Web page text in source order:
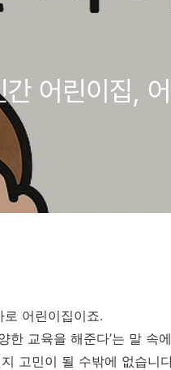
어린이집,
어린이집이죠.
한 교육을 해준다’는 말 속
고민이 될 수밖에 없습니